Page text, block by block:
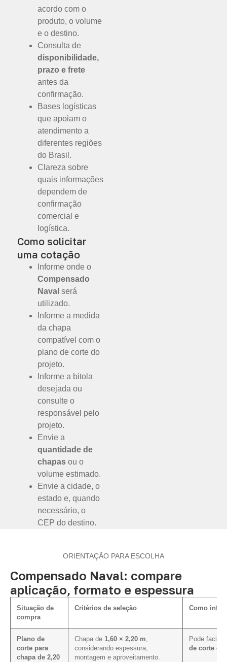
acordo com o
produto, o volume
e o destino.
Consulta de
disponibilidade,
prazo e frete
antes da
confirmação.
Bases logísticas
que apoiam o
atendimento a
diferentes regiões
do Brasil.
Clareza sobre
quais informações
dependem de
confirmação
comercial e
logística.
Como solicitar
uma cotação
Informe onde o
Compensado
Naval será
utilizado.
Informe a medida
da chapa
compatível com o
plano de corte do
projeto.
Informe a bitola
desejada ou
consulte o
responsável pelo
projeto.
Envie a
quantidade de
chapas ou o
volume estimado.
Envie a cidade, o
estado e, quando
necessário, o
CEP do destino.
ORIENTAÇÃO PARA ESCOLHA
Compensado Naval: compare
aplicação, formato e espessura
Situação de
compra
Critérios de seleção Como
Plano de
corte para
chapa de 2,20
Chapa de 1,60 × 2,20 m
considerando espessura,
montagem e aproveitamento.
Pode
de corte e